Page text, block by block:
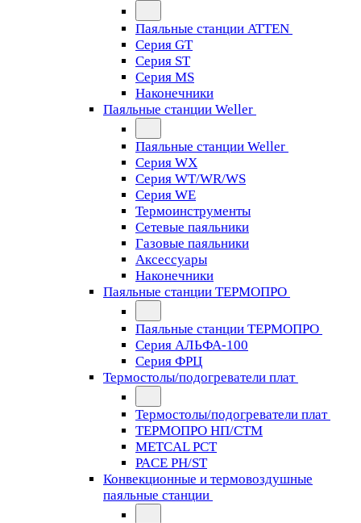
Паяльные станции ATTEN
Серия GT
Серия ST
Серия MS
Наконечники
Паяльные станции Weller
Паяльные станции Weller
Серия WX
Серия WT/WR/WS
Серия WE
Термоинструменты
Сетевые паяльники
Газовые паяльники
Аксессуары
Наконечники
Паяльные станции ТЕРМОПРО
Паяльные станции ТЕРМОПРО
Серия АЛЬФА-100
Серия ФРЦ
Термостолы/подогреватели плат
Термостолы/подогреватели плат
ТЕРМОПРО НП/СТМ
METCAL PCT
PACE PH/ST
Конвекционные и термовоздушные
паяльные станции